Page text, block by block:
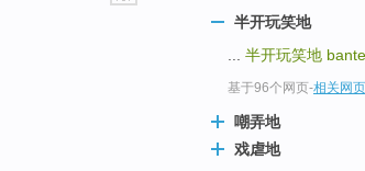
半开玩笑地
半开玩笑地
基于96个网页-相关网页
嘲弄地
戏虐地